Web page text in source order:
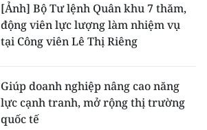
[Ảnh] Bộ Tư lệnh Quân khu 7 thăm,
động viên lực lượng làm nhiệm vụ
tại Công viên Lê Thị Riêng
Giúp doanh nghiệp nâng cao năng
lực cạnh tranh, mở rộng thị trường
quốc tế